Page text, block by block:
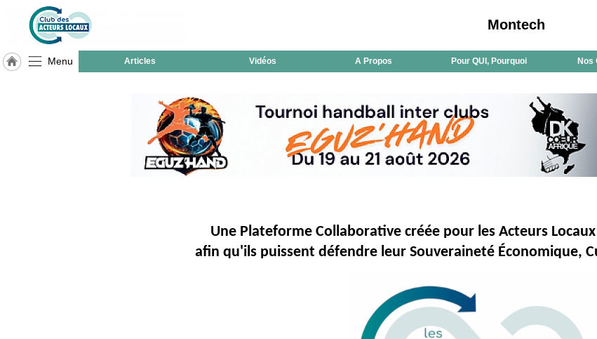
Montech
Menu Articles Vidéos A Propos Pour QUI, Pourquoi Nos
Une Plateforme Collaborative créée pour les Acteurs
afin qu'ils puissent défendre leur Souveraineté Économique,